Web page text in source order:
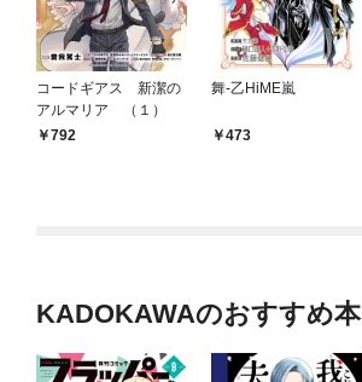
コードギアス 新潔の
アルマリア （１）
792
舞-乙HiME嵐
473
KADOKAWAのおすすめ本